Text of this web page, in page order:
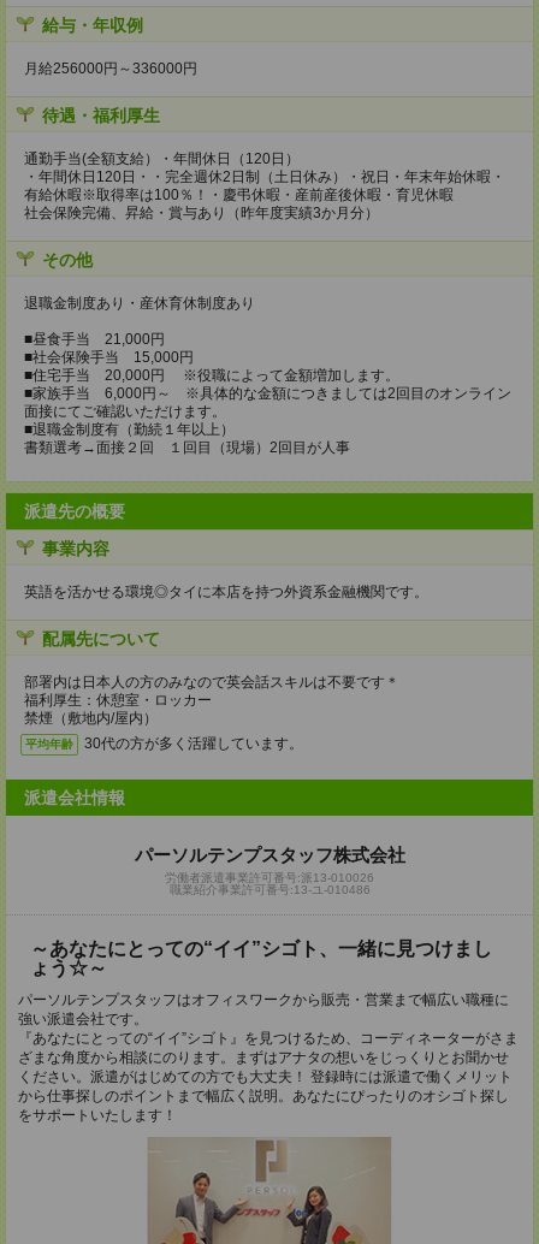
給与・年収例
月給256000円～336000円
待遇・福利厚生
通勤手当(全額支給）・年間休日（120日）
・年間休日120日・・完全週休2日制（土日休み）・祝日・年末年始休暇・
有給休暇※取得率は100％！・慶弔休暇・産前産後休暇・育児休暇
社会保険完備、昇給・賞与あり（昨年度実績3か月分）
その他
退職金制度あり・産休育休制度あり
■昼食手当 21,000円
■社会保険手当 15,000円
■住宅手当 20,000円 ※役職によって金額増加します。
■家族手当 6,000円～ ※具体的な金額につきましては2回目のオンライン
面接にてご確認いただけます。
■退職金制度有（勤続１年以上）
書類選考→面接２回 １回目（現場）2回目が人事
派遣先の概要
事業内容
英語を活かせる環境◎タイに本店を持つ外資系金融機関です。
配属先について
部署内は日本人の方のみなので英会話スキルは不要です＊
福利厚生：休憩室・ロッカー
禁煙（敷地内/屋内）
平均年齢 30代の方が多く活躍しています。
派遣会社情報
パーソルテンプスタッフ株式会社
労働者派遣事業許可番号:派13-010026
職業紹介事業許可番号:13-ユ-010486
～あなたにとっての“イイ”シゴト、一緒に見つけまし
ょう☆～
パーソルテンプスタッフはオフィスワークから販売・営業まで幅広い職種に
強い派遣会社です。
『あなたにとっての“イイ”シゴト』を見つけるため、コーディネーターがさま
ざまな角度から相談にのります。まずはアナタの想いをじっくりとお聞かせ
ください。派遣がはじめての方でも大丈夫！ 登録時には派遣で働くメリット
から仕事探しのポイントまで幅広く説明。あなたにぴったりのオシゴト探し
をサポートいたします！